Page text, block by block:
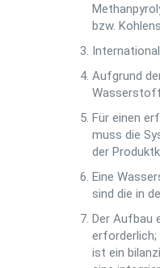
bzw.
Aufgrund
Für einen
muss die
der
Eine
sind die in
Der Aufbau
erforderlich;
ist ein